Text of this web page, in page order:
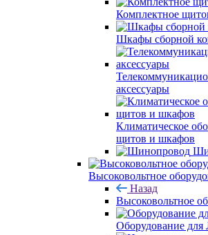
Комплектное
Шкафы сборной
аксессуары
Климатическое
щитов и шкафов
Высоковольтное
Назад
Высоковольтное
Оборудование